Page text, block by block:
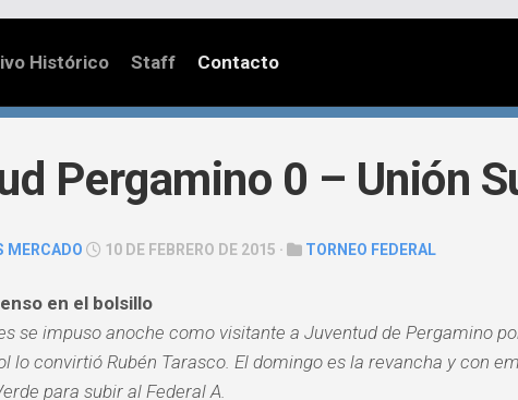
Histórico Staff Contacto
Pergamino 0 – Unión
MERCADO 10 DE FEBRERO DE 2015 · TORNEO FEDERAL
en el bolsillo
se impuso anoche como visitante a Juventud de Pergamino
lo convirtió Rubén Tarasco. El domingo es la revancha y con
para subir al Federal A.